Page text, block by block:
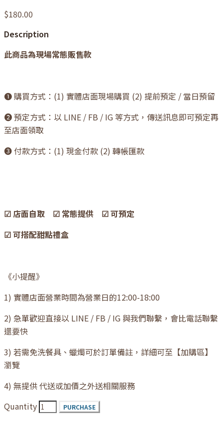
$180.00
Description
此商品為現場常態販售款
❶ 購買方式：(1) 實體店面現場購買 (2) 提前預定 / 當日預留
❷ 預定方式：以 LINE / FB / IG 等方式，傳送訊息即可預定再
至店面領取
❸ 付款方式：(1) 現金付款 (2) 轉帳匯款
☑ 店面自取 ☑ 常態提供 ☑ 可預定
☑ 可搭配甜點禮盒
《小提醒》
1) 實體店面營業時間為營業日的12:00-18:00
2) 急單歡迎直接以 LINE / FB / IG 與我們聯繫，會比電話聯繫
還要快
3) 若需免洗餐具、蠟燭可於訂單備註，詳細可至【加購區】
瀏覽
4) 無提供 代送或加價之外送相關服務
Quantity
PURCHASE